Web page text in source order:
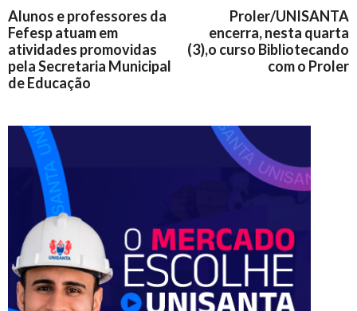
Alunos e professores da
Fefesp atuam em
atividades promovidas
pela Secretaria Municipal
de Educação
Proler/UNISANTA
encerra, nesta quarta
(3),o curso Bibliotecando
com o Proler